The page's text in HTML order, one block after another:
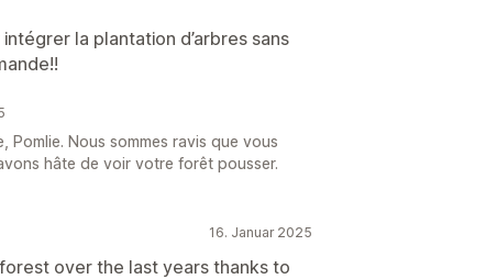
la plantation d’arbres sans
Nous sommes ravis que vous
hâte de voir votre forêt pousser.
16. Januar 2025
over the last years thanks to